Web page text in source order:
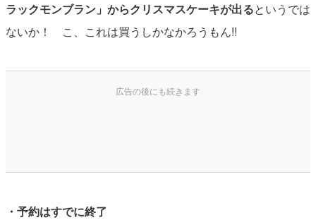
ラックモンブラン」からクリスマスケーキが出るというでは
ないか！ こ、これは買うしかなかろうもん!!
・予約はすでに終了